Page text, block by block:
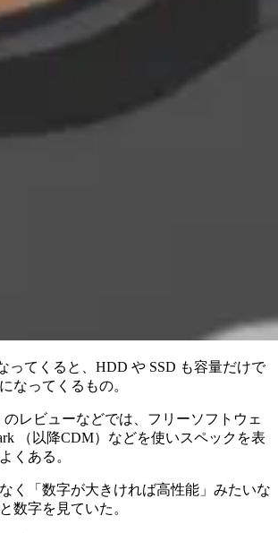
ってくると、HDD や SSD も容量だけで
なってくるもの。
のレビューなどでは、フリーソフトウェ
（以降CDM）などを使いスペックを表
くある。
く「数字が大きければ高性能」みたいな
数字を見ていた。